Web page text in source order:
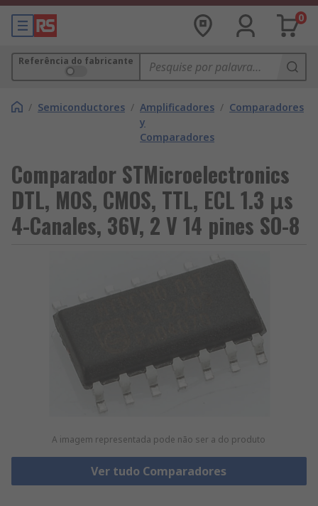
0
Referência do fabricante
/ Semiconductores / Amplificadores
y
Comparadores
/ Comparadores
Comparador STMicroelectronics
DTL, MOS, CMOS, TTL, ECL 1.3 μs
4-Canales, 36V, 2 V 14 pines SO-8
A imagem representada pode não ser a do produto
Ver tudo Comparadores